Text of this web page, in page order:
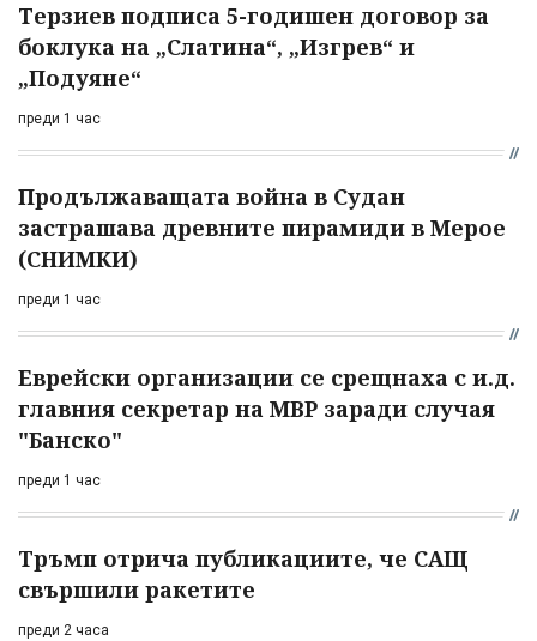
Терзиев подписа 5-годишен договор за
боклука на „Слатина“, „Изгрев“ и
„Подуяне“
преди 1 час
Продължаващата война в Судан
застрашава древните пирамиди в Мерое
(СНИМКИ)
преди 1 час
Еврейски организации се срещнаха с и.д.
главния секретар на МВР заради случая
"Банско"
преди 1 час
Тръмп отрича публикациите, че САЩ
свършили ракетите
преди 2 часа